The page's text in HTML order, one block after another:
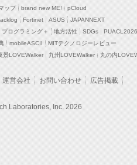
ップ brand new ME!
pCloud
Fortinet ASUS
JAPANNEXT
プログラミング＋ 地方活性 SDGs PUACL2026
mobileASCII
MITテクノロジーレビュー
景LOVEWalker 九州LOVEWalker 丸の内
運営会社 お問い合わせ 広告掲載
Laboratories, Inc. 2026